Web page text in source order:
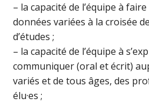
– la capacité de l’équipe à
données variées à la croisée
d’études ;
– la capacité de l’équipe à
communiquer (oral et écrit)
variés et de tous âges, des
élu·es ;